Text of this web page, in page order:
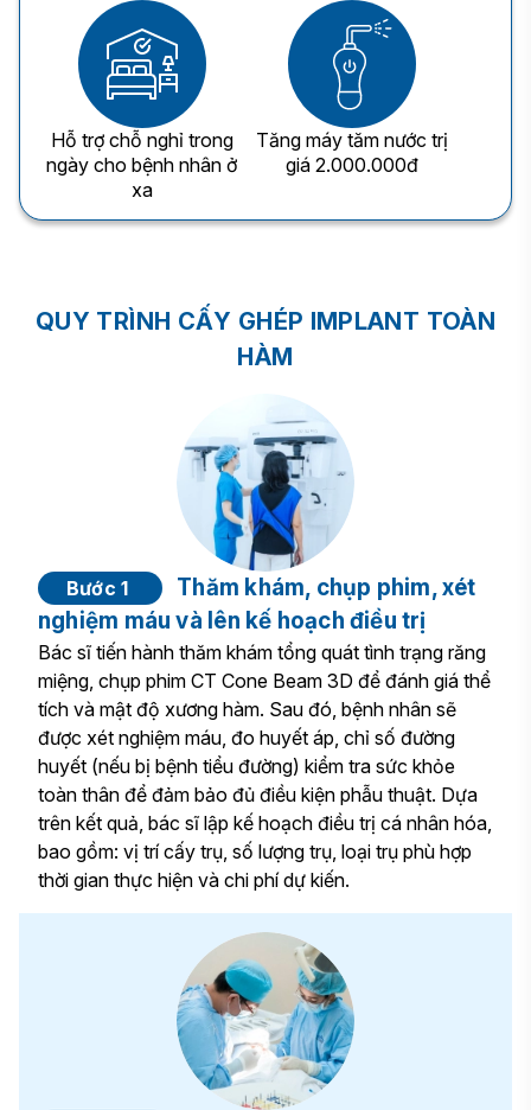
Hỗ trợ chỗ nghỉ trong
ngày cho bệnh nhân ở
xa
Tăng máy tăm nước trị
giá 2.000.000đ
QUY TRÌNH CẤY GHÉP IMPLANT TOÀN
HÀM
Bước 1
Thăm khám, chụp phim, xét
nghiệm máu và lên kế hoạch điều trị
Bác sĩ tiến hành thăm khám tổng quát tình trạng răng
miệng, chụp phim CT Cone Beam 3D để đánh giá thể
tích và mật độ xương hàm. Sau đó, bệnh nhân sẽ
được xét nghiệm máu, đo huyết áp, chỉ số đường
huyết (nếu bị bệnh tiểu đường) kiểm tra sức khỏe
toàn thân để đảm bảo đủ điều kiện phẫu thuật. Dựa
trên kết quả, bác sĩ lập kế hoạch điều trị cá nhân hóa,
bao gồm: vị trí cấy trụ, số lượng trụ, loại trụ phù hợp
thời gian thực hiện và chi phí dự kiến.